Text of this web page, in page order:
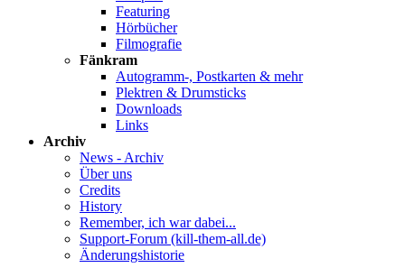
Featuring
Hörbücher
Filmografie
Fänkram
Autogramm-, Postkarten & mehr
Plektren & Drumsticks
Downloads
Links
Archiv
News - Archiv
Über uns
Credits
History
Remember, ich war dabei...
Support-Forum (kill-them-all.de)
Änderungshistorie